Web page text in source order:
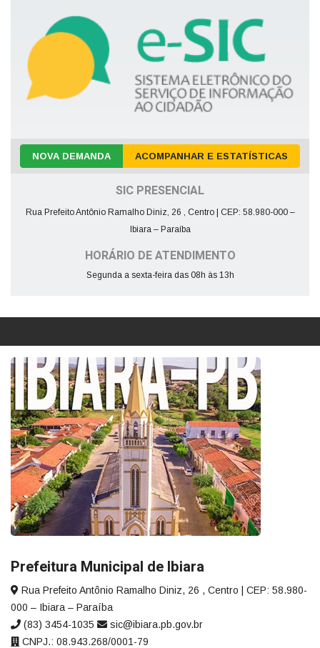
NOVA DEMANDA ACOMPANHAR E ESTATÍSTICAS
SIC PRESENCIAL
Rua Prefeito Antônio Ramalho Diniz, 26 , Centro | CEP: 58.980-000 –
Ibiara – Paraíba
HORÁRIO DE ATENDIMENTO
Segunda a sexta-feira das 08h às 13h
Prefeitura Municipal de Ibiara
Rua Prefeito Antônio Ramalho Diniz, 26 , Centro | CEP: 58.980-
000 – Ibiara – Paraíba
(83) 3454-1035
sic@ibiara.pb.gov.br
CNPJ.: 08.943.268/0001-79